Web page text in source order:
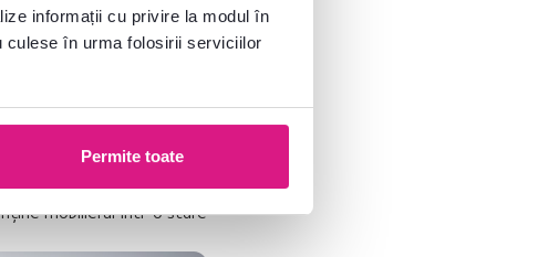
informații cu privire la modul în
culese în urma folosirii serviciilor
Permite toate
mobilierul în mod regulat,
Așadar, curățați
mobilierul într-o stare